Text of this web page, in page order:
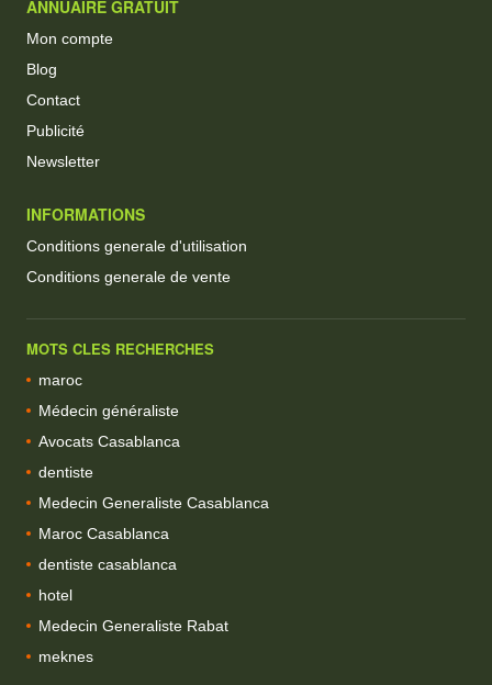
ANNUAIRE GRATUIT
Mon compte
Blog
Contact
Publicité
Newsletter
INFORMATIONS
Conditions generale d'utilisation
Conditions generale de vente
MOTS CLES RECHERCHES
maroc
Médecin généraliste
Avocats Casablanca
dentiste
Medecin Generaliste Casablanca
Maroc Casablanca
dentiste casablanca
hotel
Medecin Generaliste Rabat
meknes